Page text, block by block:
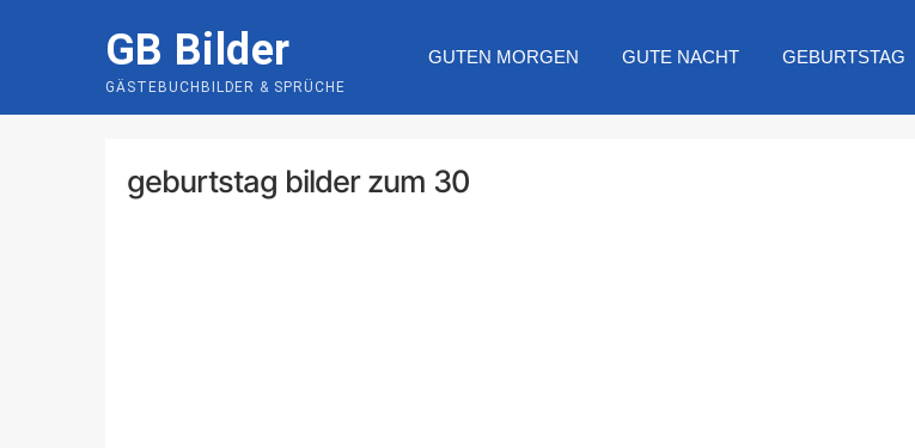
GB Bilder
GÄSTEBUCHBILDER & SPRÜCHE
GUTEN MORGEN GUTE NACHT GEBURTSTAG
geburtstag bilder zum 30